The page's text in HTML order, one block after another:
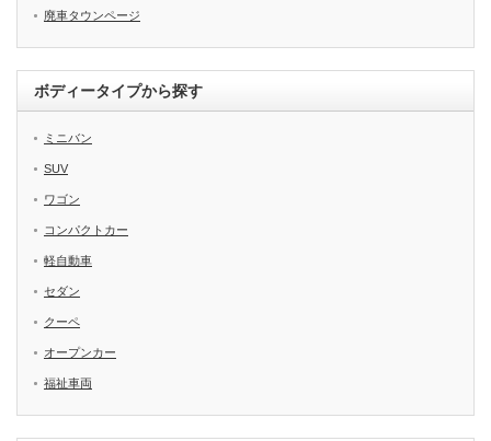
廃車タウンページ
ボディータイプから探す
ミニバン
SUV
ワゴン
コンパクトカー
軽自動車
セダン
クーペ
オープンカー
福祉車両